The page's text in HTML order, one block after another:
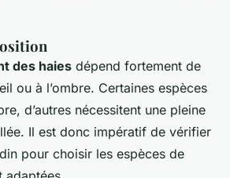
des haies dépend fortement de
ou à l’ombre. Certaines espèces
d’autres nécessitent une pleine
Il est donc impératif de vérifier
pour choisir les espèces de